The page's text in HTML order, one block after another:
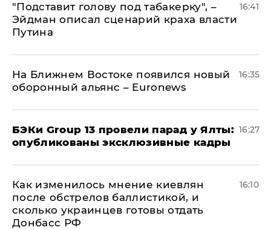
​"Подставит голову под табакерку", –
Эйдман описал сценарий краха власти
Путина
16:41
На Ближнем Востоке появился новый
оборонный альянс – Euronews
16:35
​БЭКи Group 13 провели парад у Ялты:
опубликованы эксклюзивные кадры
16:27
Как изменилось мнение киевлян
после обстрелов баллистикой, и
сколько украинцев готовы отдать
Донбасс РФ
16:10